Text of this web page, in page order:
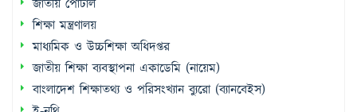
জাতীয় শিক্ষা ব্যবস্থাপনা একাডেমি (নায়েম)
বাংলাদেশ শিক্ষাতথ্য ও পরিসংখ্যান ব্যুরো (ব্যানবেইস)
ই-নথি
Sidebar Menu